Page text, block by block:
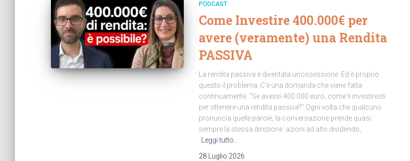
PODCAST
Come Investire 400.000€ per
avere (veramente) una Rendita
PASSIVA
La rendita passiva è diventata un’ossessione. Ed è proprio
questo il problema. C’è una domanda che viene fatta
continuamente. “Se avessi 400.000 euro, come li investiresti
per ottenere una rendita passiva?” Ogni volta che qualcuno
pronuncia quelle parole, la conversazione prende quasi
sempre la stessa direzione: azioni ad alto dividendo,
Leggi tutto…
28 Luglio 2026